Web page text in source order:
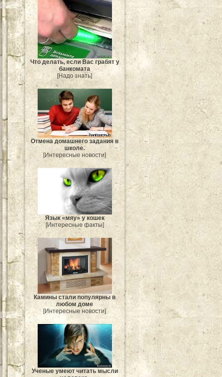
Что делать, если Вас грабят у
банкомата
[Надо знать]
Отмена домашнего задания в
школе.
[Интересные новости]
Язык «мяу» у кошек
[Интересные факты]
Камины стали популярны в
любом доме
[Интересные новости]
Ученые умеют читать мысли